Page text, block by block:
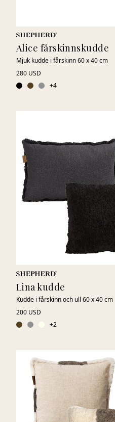
Alice fårskinnskudde
Mjuk kudde i fårskinn 60 x 40 cm
280 USD
+4
Lina kudde
Kudde i fårskinn och ull 60 x 40 cm
200 USD
+2